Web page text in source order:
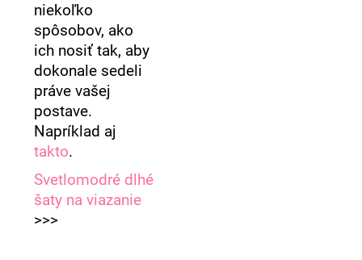
niekoľko
spôsobov, ako
ich nosiť tak, aby
dokonale sedeli
práve vašej
postave.
Napríklad aj
takto.
Svetlomodré dlhé
šaty na viazanie
>>>